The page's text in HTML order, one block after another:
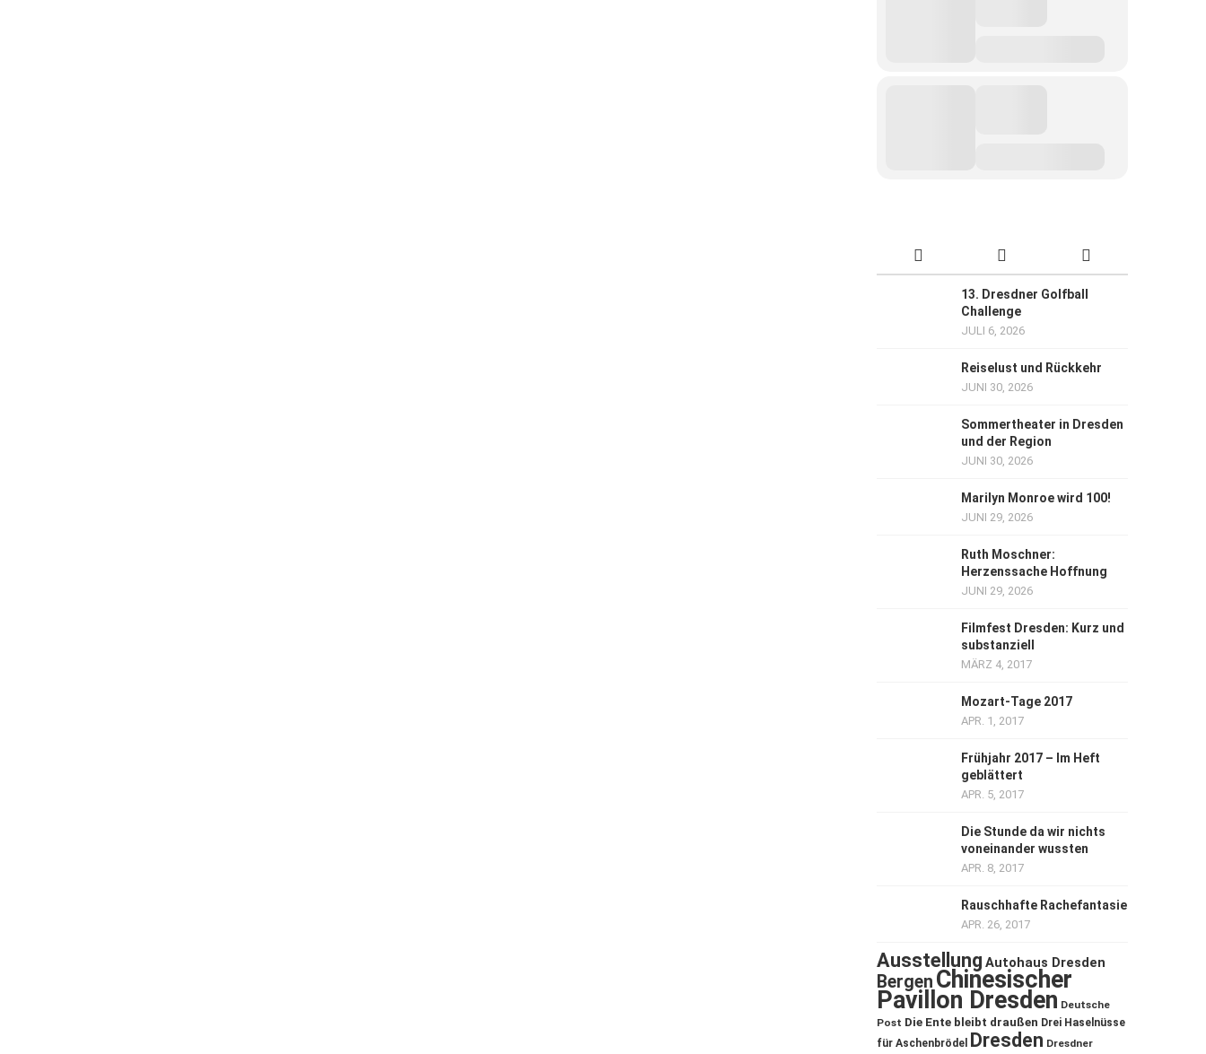
13. Dresdner Golfball
Challenge
JULI 6, 2026
Reiselust und Rückkehr
JUNI 30, 2026
Sommertheater in Dresden
und der Region
JUNI 30, 2026
Marilyn Monroe wird 100!
JUNI 29, 2026
Ruth Moschner:
Herzenssache Hoffnung
JUNI 29, 2026
Filmfest Dresden: Kurz und
substanziell
MÄRZ 4, 2017
Mozart-Tage 2017
APR. 1, 2017
Frühjahr 2017 – Im Heft
geblättert
APR. 5, 2017
Die Stunde da wir nichts
voneinander wussten
APR. 8, 2017
Rauschhafte Rachefantasie
APR. 26, 2017
Ausstellung Autohaus Dresden
Bergen Chinesischer
Pavillon Dresden Deutsche
Post Die Ente bleibt draußen Drei Haselnüsse
für Aschenbrödel
Dresden Dresdner